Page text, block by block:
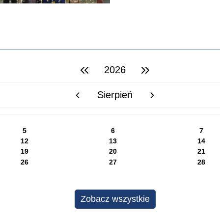
poprzedni rok2026 następny rok
poprzedni miesiącSierpień następny miesiąc
5 6
7
12
13
14
19
20
21
26
27 28
Zobacz wszystkie